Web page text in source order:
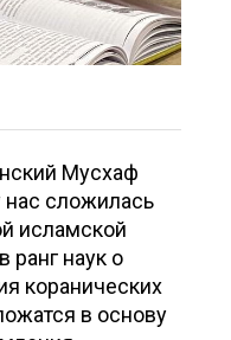
Мусхаф
нас сложилась
исламской
наук о
коранических
в основу